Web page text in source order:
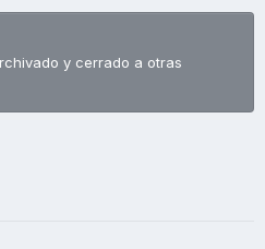
y cerrado a otras